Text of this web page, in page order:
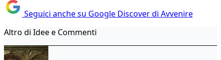
Seguici anche su Google Discover di Avvenire
Altro di Idee e Commenti